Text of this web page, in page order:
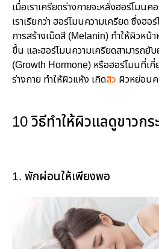
เมื่อเราเครียดร่างกายจะหลั่งฮอร์โมน
เราเรียกว่า ฮอร์โมนความเครียด ซึ่งฮ
การสร้างเม็ดสี (Melanin) ทำให้ผิวหน้
ขึ้น และฮอร์โมนความเครียดสามารถยั
(Growth Hormone) หรือฮอร์โมนที่เกี่
ร่างกาย ทำให้ผิวแห้ง เกิดสิว ผิวหย่อน
10 วิธีทำให้ผิวแลดูขาวกร
1. พักผ่อนให้เพียงพอ